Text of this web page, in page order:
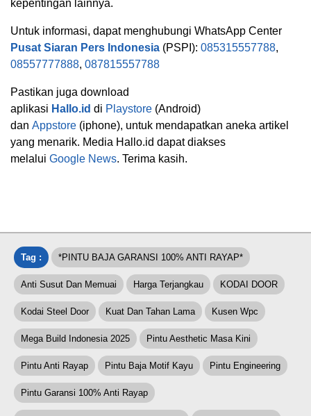
kepentingan lainnya.
Untuk informasi, dapat menghubungi WhatsApp Center
Pusat Siaran Pers Indonesia (PSPI): 085315557788,
08557777888, 087815557788
Pastikan juga download
aplikasi Hallo.id di Playstore (Android)
dan Appstore (iphone), untuk mendapatkan aneka artikel
yang menarik. Media Hallo.id dapat diakses
melalui Google News. Terima kasih.
Tag : *PINTU BAJA GARANSI 100% ANTI RAYAP*
Anti Susut Dan Memuai Harga Terjangkau KODAI DOOR
Kodai Steel Door Kuat Dan Tahan Lama Kusen Wpc
Mega Build Indonesia 2025 Pintu Aesthetic Masa Kini
Pintu Anti Rayap Pintu Baja Motif Kayu Pintu Engineering
Pintu Garansi 100% Anti Rayap